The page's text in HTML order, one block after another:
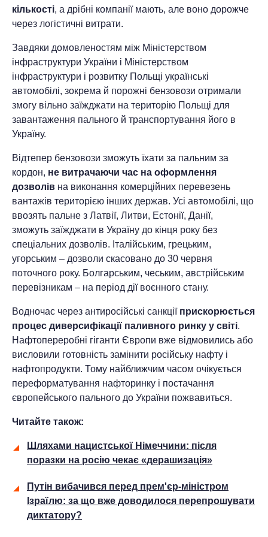
кількості, а дрібні компанії мають, але воно дорожче
через логістичні витрати.
Завдяки домовленостям між Міністерством
інфраструктури України і Міністерством
інфраструктури і розвитку Польщі українські
автомобілі, зокрема й порожні бензовози отримали
змогу вільно заїжджати на територію Польщі для
завантаження пального й транспортування його в
Україну.
Відтепер бензовози зможуть їхати за пальним за
кордон, не витрачаючи час на оформлення
дозволів на виконання комерційних перевезень
вантажів територією інших держав. Усі автомобілі, що
ввозять пальне з Латвії, Литви, Естонії, Данії,
зможуть заїжджати в Україну до кінця року без
спеціальних дозволів. Італійським, грецьким,
угорським – дозволи скасовано до 30 червня
поточного року. Болгарським, чеським, австрійським
перевізникам – на період дії воєнного стану.
Водночас через антиросійські санкції прискорюється
процес диверсифікації паливного ринку у світі.
Нафтопереробні гіганти Європи вже відмовились або
висловили готовність замінити російську нафту і
нафтопродукти. Тому найближчим часом очікується
переформатування нафторинку і постачання
європейського пального до України пожвавиться.
Читайте також:
Шляхами нацистської Німеччини: після
поразки на росію чекає «дерашизація»
Путін вибачився перед прем'єр-міністром
Ізраїлю: за що вже доводилося перепрошувати
диктатору?